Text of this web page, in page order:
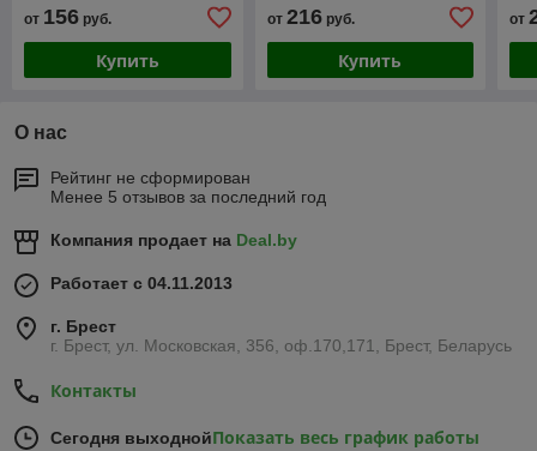
шт.,шпилька оц.-1
шт.,гайки-0,25кг)
от 156 руб.
Купить
шт.,прокл.Ду25–2
шт.,шпилька-1шт,гайки)
от 216руб.
Купить
от
О нас
Рейтинг не сформирован
Менее 5 отзывов за последний год
Компания продает на Deal.by
Работает с 04.11.2013
г. Брест
г. Брест, ул. Московская, 356, оф.170,171, Брест, Беларусь
Контакты
Сегодня выходнойПоказать весь график работы